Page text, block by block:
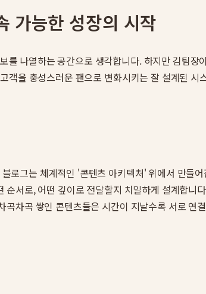
가능한 성장의 시작
를 나열하는 공간으로 생각합니다. 하지만 김팀
객을 충성스러운 팬으로 변화시키는 잘 설계된
로그는 체계적인 '콘텐츠 아키텍처' 위에서 만들
서로, 어떤 깊이로 전달할지 치밀하게 설계합
차곡 쌓인 콘텐츠들은 시간이 지날수록 서로